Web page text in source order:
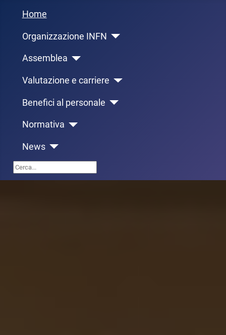
Home
Organizzazione INFN
Assemblea
Valutazione e carriere
Benefici al personale
Normativa
News
Cerca...